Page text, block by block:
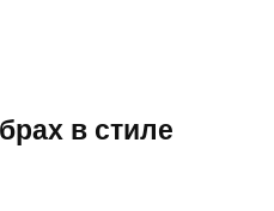
в стиле